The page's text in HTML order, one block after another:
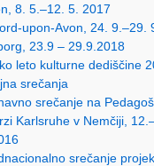
8. 5.–12. 5. 2017
upon-Avon, 24. 9.–29.
23.9 – 29.9.2018
leto kulturne dediščine
srečanja
srečanje na
Karlsruhe v Nemčiji,
srečanje